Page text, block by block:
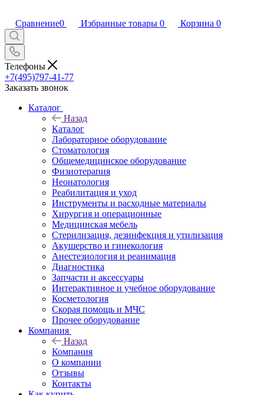
Сравнение0 Избранные товары 0 Корзина 0
Телефоны
+7(495)797-41-77
Заказать звонок
Каталог
Назад
Каталог
Лабораторное оборудование
Стоматология
Общемедицинское оборудование
Физиотерапия
Неонатология
Реабилитация и уход
Инструменты и расходные материалы
Хирургия и операционные
Медицинская мебель
Стерилизация, дезинфекция и утилизация
Акушерство и гинекология
Анестезиология и реанимация
Диагностика
Запчасти и аксессуары
Интерактивное и учебное оборудование
Косметология
Скорая помощь и МЧС
Прочее оборудование
Компания
Назад
Компания
О компании
Отзывы
Контакты